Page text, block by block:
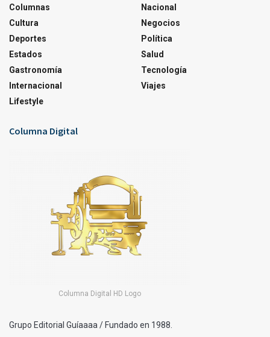
Columnas
Cultura
Deportes
Estados
Gastronomía
Internacional
Lifestyle
Nacional
Negocios
Política
Salud
Tecnología
Viajes
Columna Digital
Columna Digital HD Logo
Grupo Editorial Guíaaaa / Fundado en 1988.